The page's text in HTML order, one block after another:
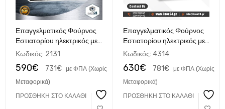
Επαγγελματικός Φούρνος
Εστιατορίου ηλεκτρικός με
αέρα για 3 Ταψιά 40x40
Κωδικός: 2131
590€ 731€ με ΦΠΑ (Χωρίς
Μεταφορικά)
ΠΡΟΣΘΉΚΗ ΣΤΟ ΚΑΛΆΘΙ
Επαγγελματικός Φούρνος
Εστιατορίου ηλεκτρικός με
αέρα αναλογικός TDM 3
Κωδικός: 4314
630€ 781€
με ΦΠΑ (Χωρίς
Μεταφορικά)
ΠΡΟΣΘΉΚΗ ΣΤΟ ΚΑΛΆΘΙ